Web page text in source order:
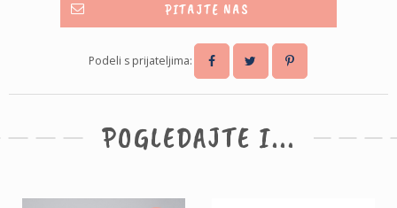
PITAJTE NAS
Podeli s prijateljima:
POGLEDAJTE I...